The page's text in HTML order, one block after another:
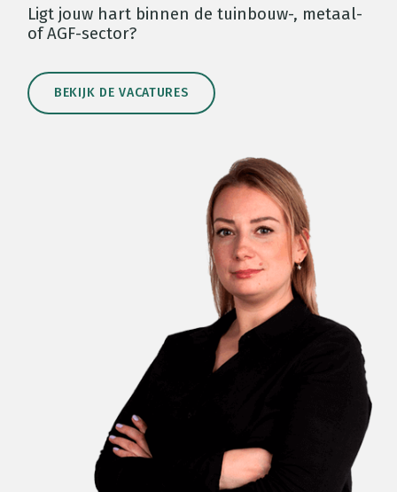
Ligt jouw hart binnen de tuinbouw-, metaal-
of AGF-sector?
BEKIJK DE VACATURES